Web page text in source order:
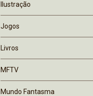
Ilustração
Jogos
Livros
MFTV
Mundo Fantasma